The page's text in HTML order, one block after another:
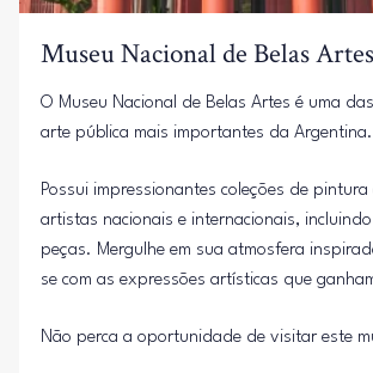
Museu Nacional de Belas Artes
O Museu Nacional de Belas Artes é uma
arte pública mais importantes da Argentina.
Possui impressionantes coleções de
artistas nacionais e internacionais,
peças. Mergulhe em sua atmosfera
se com as expressões artísticas que
Não perca a oportunidade de visitar este